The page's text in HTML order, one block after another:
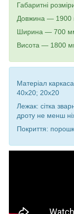
Габаритні
Довжина — 1900
Ширина — 700
Висота — 1800
Матеріал
40х20; 20х20
Лежак: сітка
дроту не менш
Покриття: